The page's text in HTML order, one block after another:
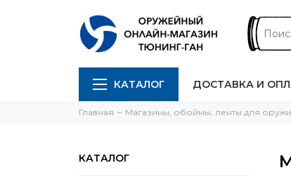
КАТАЛОГ ДОСТАВКА И
Главная Магазины, обоймы, ленты для
КАТАЛОГ